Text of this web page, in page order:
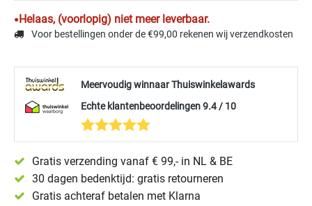
Helaas, (voorlopig) niet meer leverbaar.
Voor bestellingen onder de €99,00 rekenen wij verzendkosten
Meervoudig winnaar Thuiswinkelawards
Echte klantenbeoordelingen 9.4 / 10
Gratis verzending vanaf € 99,- in NL & BE
30 dagen bedenktijd: gratis retourneren
Gratis achteraf betalen met Klarna